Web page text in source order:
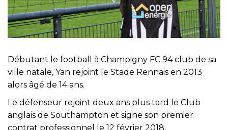
Débutant le football à Champigny FC 94 club de sa
ville natale, Yan rejoint le Stade Rennais en 2013
alors âgé de 14 ans.
Le défenseur rejoint deux ans plus tard le Club
anglais de Southampton et signe son premier
contrat professionnel le 12 février 2018.